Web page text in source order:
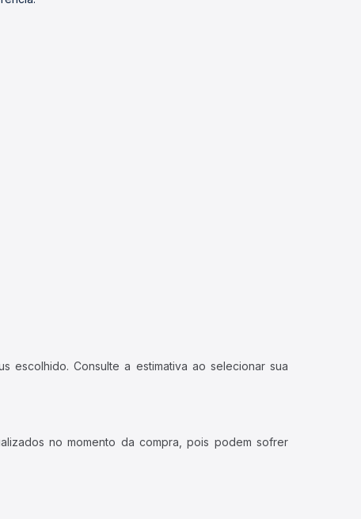
Consulte a estimativa ao selecionar sua
no momento da compra, pois podem sofrer